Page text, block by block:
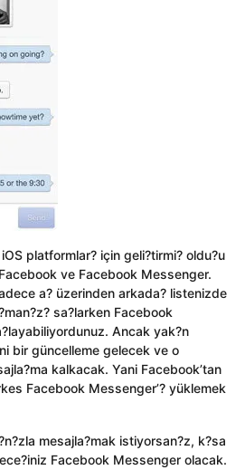
platformlar? için geli?tirmi? oldu?u
ve Facebook Messenger.
a? üzerinden arkada? listenizde
sa?larken Facebook
Ancak yak?n
bir güncelleme gelecek ve o
kalkacak. Yani Facebook’tan
Facebook Messenger’? yüklemek
mesajla?mak istiyorsan?z, k?sa
Facebook Messenger olacak.